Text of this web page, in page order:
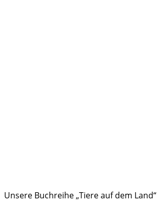
Unsere Buchreihe „Tiere auf dem Land“